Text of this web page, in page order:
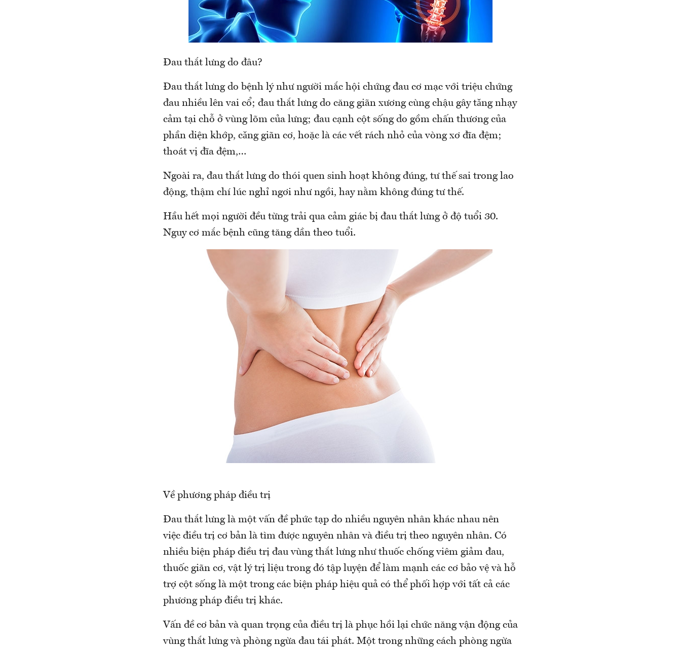
Đau thắt lưng do đâu?
Đau thắt lưng do bệnh lý như người mắc hội chứng đau cơ mạc với triệu chứng
đau nhiều lên vai cổ; đau thắt lưng do căng giãn xương cùng chậu gây tǎng nhạy
cảm tại chỗ ở vùng lõm của lưng; đau cạnh cột sống do gồm chấn thương của
phần diện khớp, cǎng giãn cơ, hoặc là các vết rách nhỏ của vòng xơ đĩa đệm;
thoát vị đĩa đệm,…
Ngoài ra, đau thắt lưng do thói quen sinh hoạt không đúng, tư thế sai trong lao
động, thậm chí lúc nghỉ ngơi như ngồi, hay nằm không đúng tư thế.
Hầu hết mọi người đều từng trải qua cảm giác bị đau thắt lưng ở độ tuổi 30.
Nguy cơ mắc bệnh cũng tăng dần theo tuổi.
Về phương pháp điều trị
Đau thắt lưng là một vấn đề phức tạp do nhiều nguyên nhân khác nhau nên
việc điều trị cơ bản là tìm được nguyên nhân và điều trị theo nguyên nhân. Có
nhiều biện pháp điều trị đau vùng thắt lưng như thuốc chống viêm giảm đau,
thuốc giãn cơ, vật lý trị liệu trong đó tập luyện để làm mạnh các cơ bảo vệ và hỗ
trợ cột sống là một trong các biện pháp hiệu quả có thể phối hợp với tất cả các
phương pháp điều trị khác.
Vấn đề cơ bản và quan trọng của điều trị là phục hồi lại chức năng vận động của
vùng thắt lưng và phòng ngừa đau tái phát. Một trong những cách phòng ngừa